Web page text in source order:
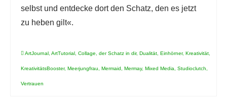
selbst und entdecke dort den Schatz, den es jetzt
zu heben gilt«.
ArtJournal , ArtTutorial , Collage, der Schatz in dir, Dualität, Einhörner, Kreativität,
KreativitätsBooster, Meerjungfrau, Mermaid , Mermay, Mixed Media, Studioclutch,
Vertrauen